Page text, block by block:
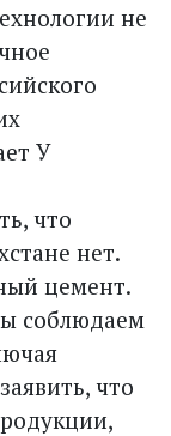
не
У
что
нет.
цемент.
соблюдаем
что